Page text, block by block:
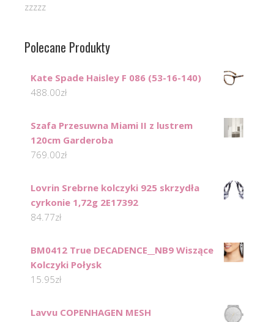
zzzzz
Polecane Produkty
Kate Spade Haisley F 086 (53-16-140)
488.00zł
Szafa Przesuwna Miami II z lustrem
120cm Garderoba
769.00zł
Lovrin Srebrne kolczyki 925 skrzydła
cyrkonie 1,72g 2E17392
84.77zł
BM0412 True DECADENCE__NB9 Wiszące
Kolczyki Połysk
15.95zł
Lavvu COPENHAGEN MESH